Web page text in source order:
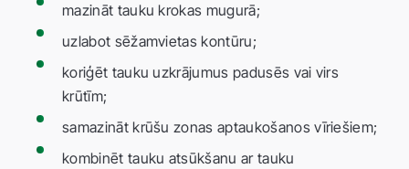
mazināt tauku krokas mugurā;
uzlabot sēžamvietas kontūru;
koriģēt tauku uzkrājumus padusēs vai virs
krūtīm;
samazināt krūšu zonas aptaukošanos vīriešiem;
kombinēt tauku atsūkšanu ar tauku